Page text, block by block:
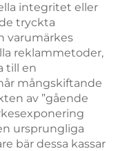
integritet eller
tryckta
varumärkes
reklammetoder,
till en
mångskiftande
av ”gående
ursprungliga
bär dessa kassar